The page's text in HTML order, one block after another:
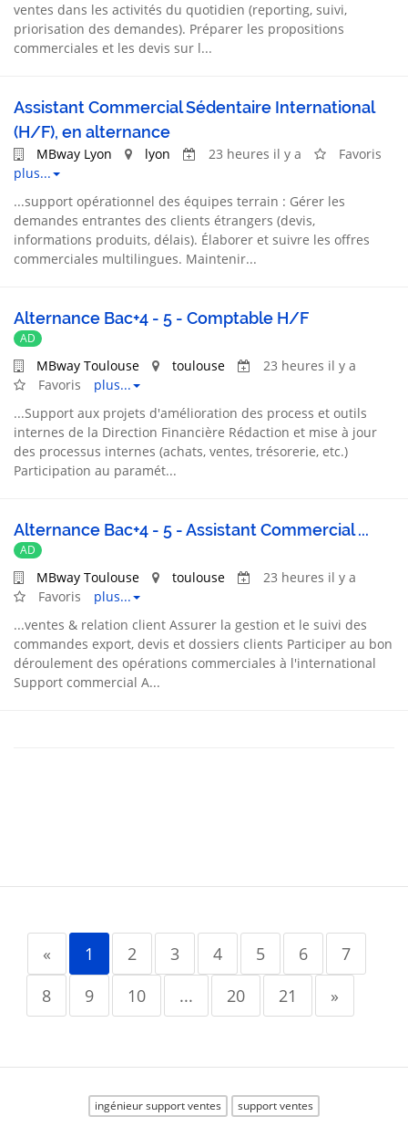
ventes dans les activités du quotidien (reporting, suivi,
priorisation des demandes). Préparer les propositions
commerciales et les devis sur l...
Assistant Commercial Sédentaire International
(H/F), en alternance
MBway Lyon lyon 23 heures il y a
Favoris
plus...
...support opérationnel des équipes terrain : Gérer les
demandes entrantes des clients étrangers (devis,
informations produits, délais). Élaborer et suivre les offres
commerciales multilingues. Maintenir...
Alternance Bac+4 - 5 - Comptable H/F
AD
MBway Toulouse toulouse
23 heures il y a
Favoris
plus...
...Support aux projets d'amélioration des process et outils
internes de la Direction Financière Rédaction et mise à jour
des processus internes (achats, ventes, trésorerie, etc.)
Participation au paramét...
Alternance Bac+4 - 5 - Assistant Commercial ...
AD
MBway Toulouse toulouse
23 heures il y a
Favoris
plus...
...ventes & relation client Assurer la gestion et le suivi des
commandes export, devis et dossiers clients Participer au bon
déroulement des opérations commerciales à l'international
Support commercial A...
« 1 2 3 4 5 6
7
8
9 10 ... 20 21 »
ingénieur support ventes support ventes